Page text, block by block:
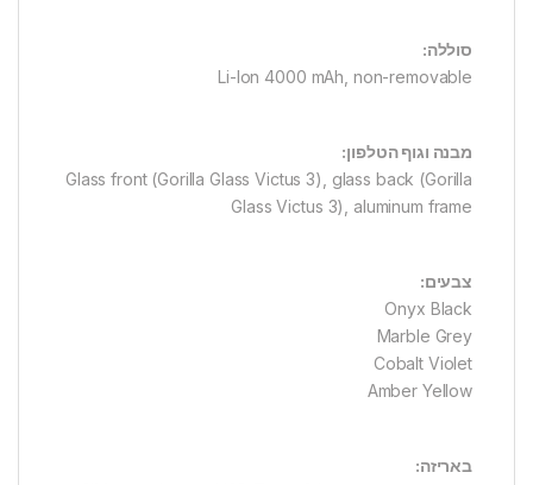
סוללה:
Li-Ion 4000 mAh, non-removable
מבנה וגוף הטלפון:
Glass front (Gorilla Glass Victus 3), glass back (Gorilla
Glass Victus 3), aluminum frame
צבעים:
Onyx Black
Marble Grey
Cobalt Violet
Amber Yellow
באריזה: